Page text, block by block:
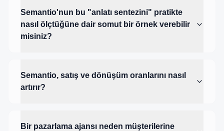
Semantio'nun bu "anlatı sentezini" pratikte
nasıl ölçtüğüne dair somut bir örnek verebilir
misiniz?
Semantio, satış ve dönüşüm oranlarını nasıl
artırır?
Bir pazarlama ajansı neden müşterilerine